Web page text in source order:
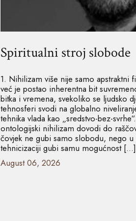
Spiritualni stroj slobode
1. Nihilizam više nije samo apstraktni
već je postao inherentna bit
bitka i vremena, svekoliko se ljudsko
tehnosferi svodi na globalno
tehnika vlada kao „sredstvo-bez-
ontologijski nihilizam dovodi do
čovjek ne gubi samo slobodu, nego u
tehnicizaciji gubi samu mogućnost […]
August 06, 2026